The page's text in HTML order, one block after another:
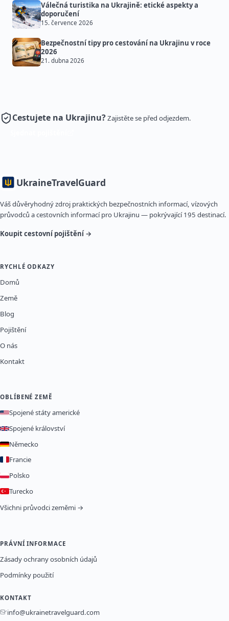
Válečná turistika na Ukrajině: etické aspekty a
doporučení
15. července 2026
Bezpečnostní tipy pro cestování na Ukrajinu v roce
2026
21. dubna 2026
Cestujete na Ukrajinu?Zajistěte se před odjezdem.
UkraineTravelGuard
Váš důvěryhodný zdroj praktických bezpečnostních informací, vízových
průvodců a cestovních informací pro Ukrajinu — pokrývající 195 destinací.
Koupit cestovní pojištění →
RYCHLÉ ODKAZY
Domů
Země
Blog
Pojištění
O nás
Kontakt
OBLÍBENÉ ZEMĚ
Spojené státy americké
Spojené království
Německo
Francie
Polsko
Turecko
Všichni průvodci zeměmi →
PRÁVNÍ INFORMACE
Zásady ochrany osobních údajů
Podmínky použití
KONTAKT
info@ukrainetravelguard.com